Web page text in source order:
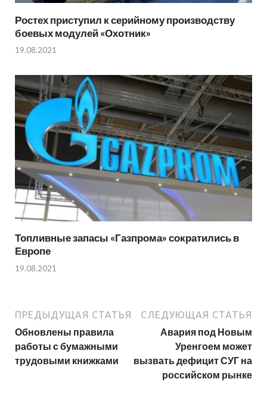
Ростех приступил к серийному производству
боевых модулей «Охотник»
19.08.2021
Топливные запасы «Газпрома» сократились в
Европе
19.08.2021
ПРЕДЫДУЩАЯ СТАТЬЯ
Обновлены правила
работы с бумажными
трудовыми книжками
СЛЕДУЮЩАЯ СТАТЬЯ
Авария под Новым
Уренгоем может
вызвать дефицит СУГ на
российском рынке